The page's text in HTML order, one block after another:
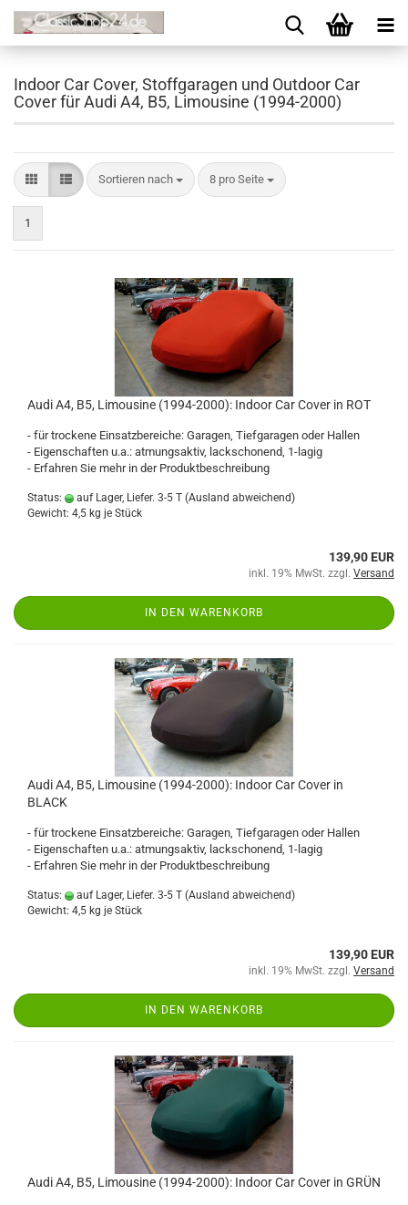
Indoor Car Cover, Stoffgaragen und Outdoor Car
Cover für Audi A4, B5, Limousine (1994-2000)
Sortieren nach 8 pro Seite
1
Audi A4, B5, Limousine (1994-2000): Indoor Car Cover in ROT
- für trockene Einsatzbereiche: Garagen, Tiefgaragen oder Hallen
- Eigenschaften u.a.: atmungsaktiv, lackschonend, 1-lagig
- Erfahren Sie mehr in der Produktbeschreibung
Status: auf Lager, Liefer. 3-5 T (Ausland abweichend)
Gewicht: 4,5 kg je Stück
139,90 EUR
inkl. 19% MwSt. zzgl. Versand
IN DEN WARENKORB
Audi A4, B5, Limousine (1994-2000): Indoor Car Cover in
BLACK
- für trockene Einsatzbereiche: Garagen, Tiefgaragen oder Hallen
- Eigenschaften u.a.: atmungsaktiv, lackschonend, 1-lagig
- Erfahren Sie mehr in der Produktbeschreibung
Status: auf Lager, Liefer. 3-5 T (Ausland abweichend)
Gewicht: 4,5 kg je Stück
139,90 EUR
inkl. 19% MwSt. zzgl. Versand
IN DEN WARENKORB
Audi A4, B5, Limousine (1994-2000): Indoor Car Cover in GRÜN